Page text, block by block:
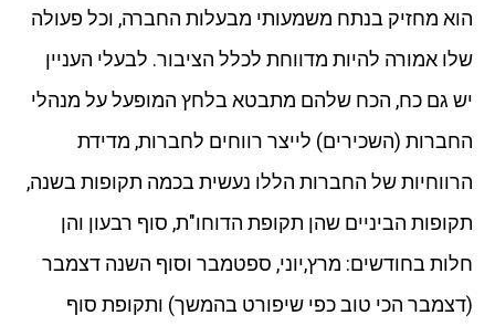
הוא מחזיק בנתח משמעותי מבעלות החברה, וכל פעולה
שלו אמורה להיות מדווחת לכלל הציבור. לבעלי העניין
יש גם כח, הכח שלהם מתבטא בלחץ המופעל על מנהלי
החברות (השכירים) לייצר רווחים לחברות, מדידת
הרווחיות של החברות הללו נעשית בכמה תקופות בשנה,
תקופות הביניים שהן תקופת הדוחו"ת, סוף רבעון והן
חלות בחודשים: מרץ,יוני, ספטמבר וסוף השנה דצמבר
(דצמבר הכי טוב כפי שיפורט בהמשך) ותקופת סוף